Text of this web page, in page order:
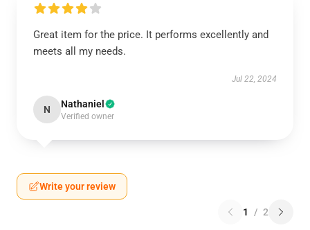
Great item for the price. It performs excellently and
meets all my needs.
Jul 22, 2024
N Nathaniel
Verified owner
Write your review
1 / 2